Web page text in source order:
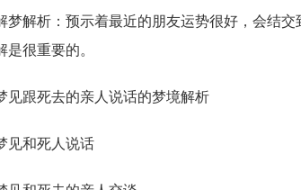
析：预示着最近的朋友运势很好，会结交
是很重要的。
跟死去的亲人说话的梦境解析
和死人说话